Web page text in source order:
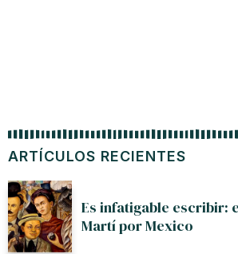
ARTÍCULOS RECIENTES
Es infatigable escribir:
Martí por Mexico